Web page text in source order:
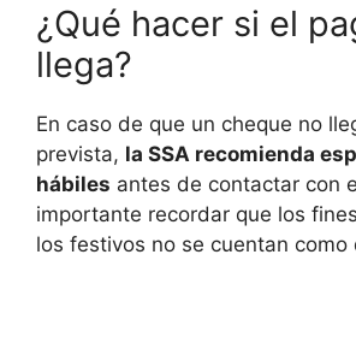
¿Qué hacer si el
llega?
En caso de que un cheque no
prevista, la SSA recomienda
hábiles antes de contactar con
importante recordar que los
los festivos no se cuentan como